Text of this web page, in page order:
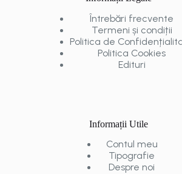
Întrebări frecvente
Termeni și condiții
Politica de
Politica Cookies
Edituri
Informații Utile
Contul meu
Tipografie
Despre noi